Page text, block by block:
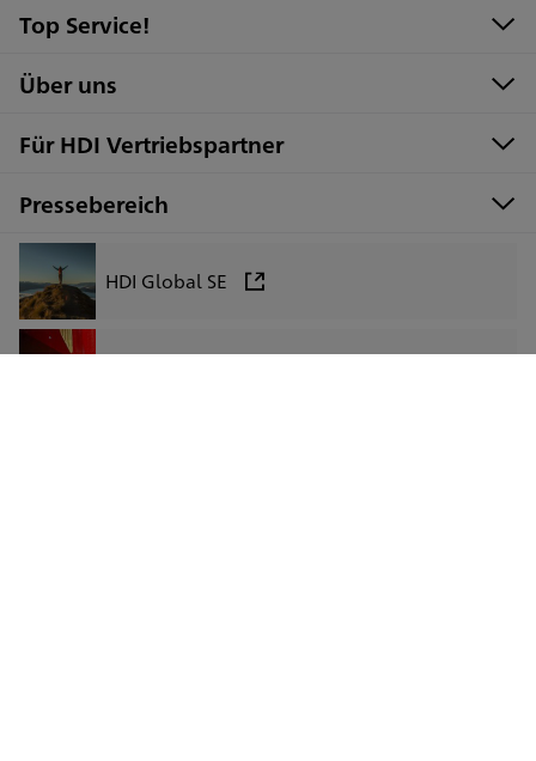
Top Service!
Über uns
Für HDI Vertriebspartner
Pressebereich
HDI Global SE